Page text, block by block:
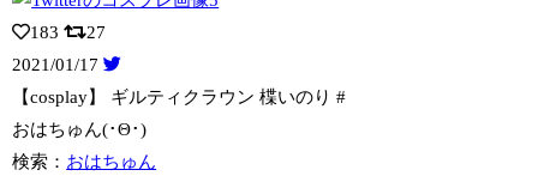
183
27
2021/01/17
【cosplay】 ギルティクラウン 楪いのり #
おはちゅん(･Θ･)
検索： おはちゅん